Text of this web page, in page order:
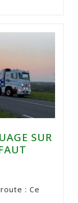
SUR
: Ce